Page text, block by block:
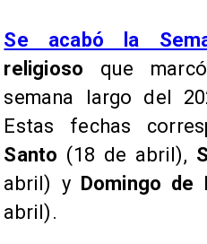
Se acabó la
religioso que
semana largo del
Estas fechas
Santo (18 de abril),
abril) y Domingo de
abril).